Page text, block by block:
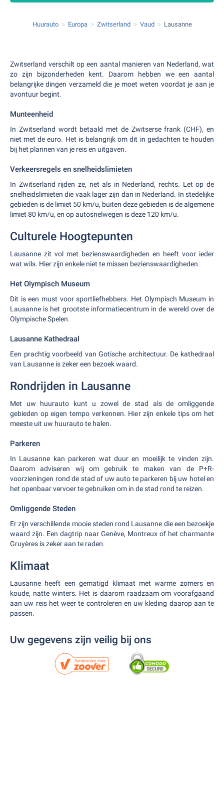
Huurauto Europa Zwitserland Vaud Lausanne
Zwitserland verschilt op een aantal manieren van Nederland, wat
zo zijn bijzonderheden kent. Daarom hebben we een aantal
belangrijke dingen verzameld die je moet weten voordat je aan je
avontuur begint.
Munteenheid
In Zwitserland wordt betaald met de Zwitserse frank (CHF), en
niet met de euro. Het is belangrijk om dit in gedachten te houden
bij het plannen van je reis en uitgaven.
Verkeersregels en snelheidslimieten
In Zwitserland rijden ze, net als in Nederland, rechts. Let op de
snelheidslimieten die vaak lager zijn dan in Nederland. In stedelijke
gebieden is de limiet 50 km/u, buiten deze gebieden is de algemene
limiet 80 km/u, en op autosnelwegen is deze 120 km/u.
Culturele Hoogtepunten
Lausanne zit vol met bezienswaardigheden en heeft voor ieder
wat wils. Hier zijn enkele niet te missen bezienswaardigheden.
Het Olympisch Museum
Dit is een must voor sportliefhebbers. Het Olympisch Museum in
Lausanne is het grootste informatiecentrum in de wereld over de
Olympische Spelen.
Lausanne Kathedraal
Een prachtig voorbeeld van Gotische architectuur. De kathedraal
van Lausanne is zeker een bezoek waard.
Rondrijden in Lausanne
Met uw huurauto kunt u zowel de stad als de omliggende
gebieden op eigen tempo verkennen. Hier zijn enkele tips om het
meeste uit uw huurauto te halen.
Parkeren
In Lausanne kan parkeren wat duur en moeilijk te vinden zijn.
Daarom adviseren wij om gebruik te maken van de P+R-
voorzieningen rond de stad of uw auto te parkeren bij uw hotel en
het openbaar vervoer te gebruiken om in de stad rond te reizen.
Omliggende Steden
Er zijn verschillende mooie steden rond Lausanne die een bezoekje
waard zijn. Een dagtrip naar Genève, Montreux of het charmante
Gruyères is zeker aan te raden.
Klimaat
Lausanne heeft een gematigd klimaat met warme zomers en
koude, natte winters. Het is daarom raadzaam om voorafgaand
aan uw reis het weer te controleren en uw kleding daarop aan te
passen.
Uw gegevens zijn veilig bij ons